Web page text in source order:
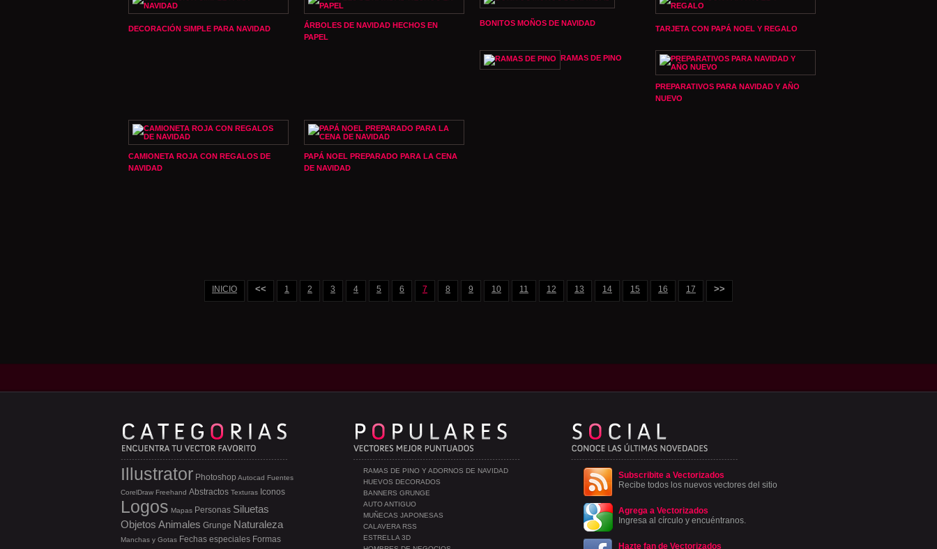
DECORACIÓN SIMPLE PARA NAVIDAD
ÁRBOLES DE NAVIDAD HECHOS EN
PAPEL
BONITOS MOÑOS DE NAVIDAD
TARJETA CON PAPÁ NOEL Y REGALO
RAMAS DE PINO
PREPARATIVOS PARA NAVIDAD Y AÑO
NUEVO
CAMIONETA ROJA CON REGALOS DE
NAVIDAD
PAPÁ NOEL PREPARADO PARA LA CENA
DE NAVIDAD
INICIO << 1 2 3 4 5 6 7 8 9 10 11 12 13 14 15 16 17 >>
Subscribite a Vectorizados
Recibe todos los nuevos vectores del sitio
Agrega a Vectorizados
Ingresa al círculo y encuéntranos.
Hazte fan de Vectorizados
RAMAS DE PINO Y ADORNOS DE NAVIDAD
HUEVOS DECORADOS
BANNERS GRUNGE
AUTO ANTIGUO
MUÑECAS JAPONESAS
CALAVERA RSS
ESTRELLA 3D
Illustrator Photoshop Autocad Fuentes
CorelDraw Freehand Abstractos Texturas Iconos
Logos Mapas Personas Siluetas
Objetos Animales Grunge Naturaleza
Manchas y Gotas Fechas especiales Formas